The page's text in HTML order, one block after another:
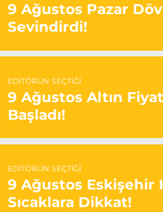
9 Ağustos Pazar
Sevindirdi!
EDITÖRÜN SEÇTIĞI
9 Ağustos Altın
Başladı!
EDITÖRÜN SEÇTIĞI
9 Ağustos Eskişehir
Sıcaklara Dikkat!